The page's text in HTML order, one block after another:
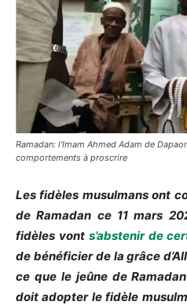
Ramadan: l'Imam Ahmed Adam de
comportements à proscrire
Les fidèles musulmans ont
de Ramadan ce 11 mars
fidèles vont s’abstenir de
de bénéficier de la grâce
ce que le jeûne de
doit adopter le fidèle